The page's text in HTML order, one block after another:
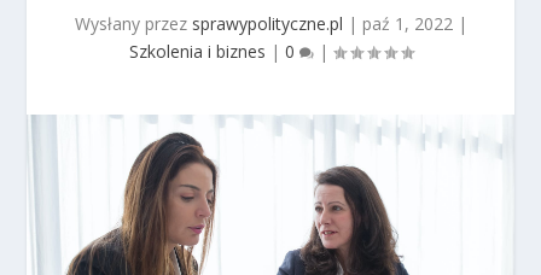
Wysłany przez sprawypolityczne.pl | paź 1, 2022|
Szkolenia i biznes | 0 |